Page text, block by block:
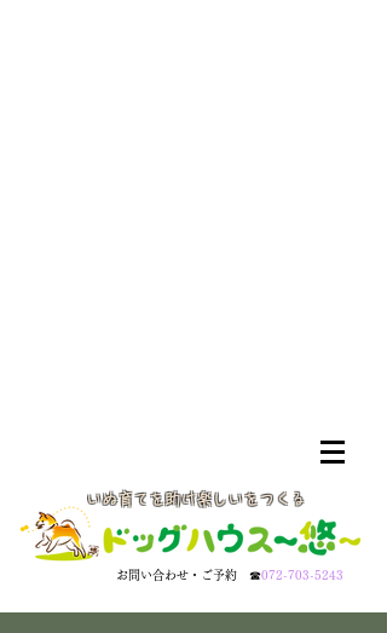
いぬ育てを助け楽しいをつくる
​お問い合わせ・ご予約 ☎072-703-5243